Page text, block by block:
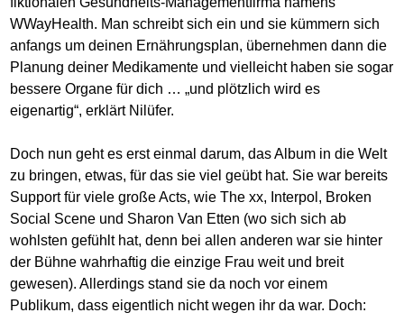
WWayHealth. Man schreibt sich ein und sie kümmern sich
anfangs um deinen Ernährungsplan, übernehmen dann die
Planung deiner Medikamente und vielleicht haben sie sogar
bessere Organe für dich … „und plötzlich wird es
eigenartig“, erklärt Nilüfer.
Doch nun geht es erst einmal darum, das Album in die Welt
zu bringen, etwas, für das sie viel geübt hat. Sie war bereits
Support für viele große Acts, wie The xx, Interpol, Broken
Social Scene und Sharon Van Etten (wo sich sich ab
wohlsten gefühlt hat, denn bei allen anderen war sie hinter
der Bühne wahrhaftig die einzige Frau weit und breit
gewesen). Allerdings stand sie da noch vor einem
Publikum, dass eigentlich nicht wegen ihr da war. Doch: